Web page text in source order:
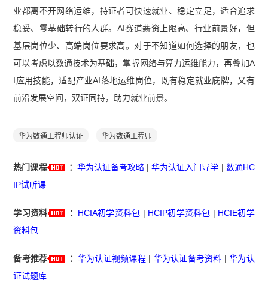
业都离不开网络运维，持证者可快速就业、稳定立足，适合追求
稳妥、零基础转行的人群。AI赛道薪资上限高、行业前景好，但
基层岗位少、高端岗位要求高。对于不知道如何选择的朋友，也
可以考虑以数通技术为基础，掌握网络与算力运维能力，再叠加A
I应用技能，适配产业AI落地运维岗位，既有稳定就业底牌，又有
前沿发展空间，双证同持，助力就业前景。
华为数通工程师认证 华为数通工程师
热门课程 ： 华为认证备考攻略 |华为认证入门导学 | 数通HC
IP试听课
学习资料 ： HCIA初学资料包 | HCIP初学资料包 | HCIE初学
资料包
备考推荐 ： 华为认证视频课程| 华为认证备考资料 |华为认
证试题库